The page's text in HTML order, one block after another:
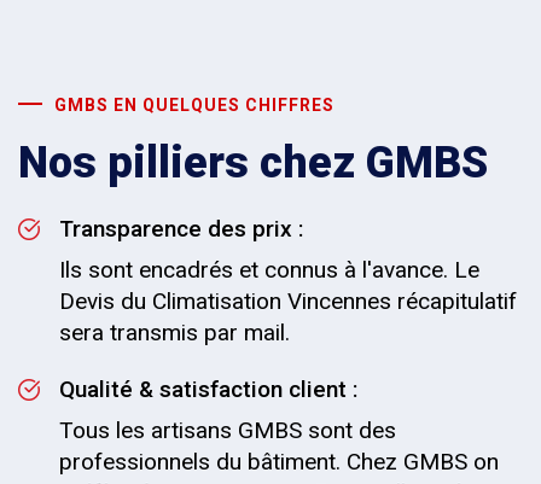
GMBS EN QUELQUES CHIFFRES
Nos pilliers chez GMBS
Transparence des prix :
Ils sont encadrés et connus à l'avance. Le
Devis du Climatisation Vincennes récapitulatif
sera transmis par mail.
Qualité & satisfaction client :
Tous les artisans GMBS sont des
professionnels du bâtiment. Chez GMBS on